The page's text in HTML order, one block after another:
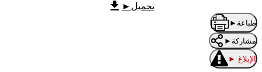
تحميل ►
طباعة ►
مشاركة ►
الإبلاغ ►